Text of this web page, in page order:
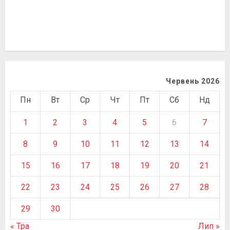
Червень 2026
Пн Вт Ср Чт Пт Сб Нд
1 2 3 4 5 6 7
8 9 10 11 12 13 14
15 16 17 18 19 20 21
22 23 24 25 26 27 28
29
30
« Тра
Лип »